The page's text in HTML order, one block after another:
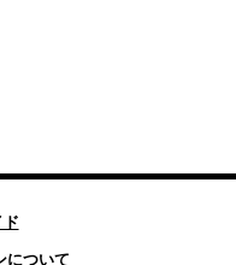
について